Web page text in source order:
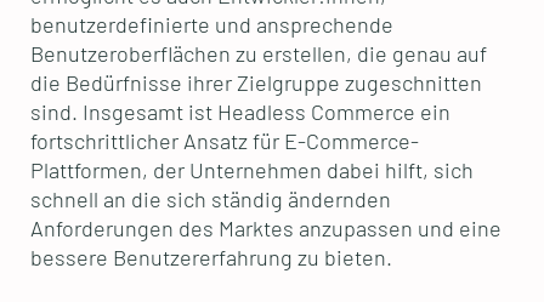
benutzerdefinierte und ansprechende
Benutzeroberflächen zu erstellen, die genau auf
die Bedürfnisse ihrer Zielgruppe zugeschnitten
sind. Insgesamt ist Headless Commerce ein
fortschrittlicher Ansatz für E-Commerce-
Plattformen, der Unternehmen dabei hilft, sich
schnell an die sich ständig ändernden
Anforderungen des Marktes anzupassen und eine
bessere Benutzererfahrung zu bieten.